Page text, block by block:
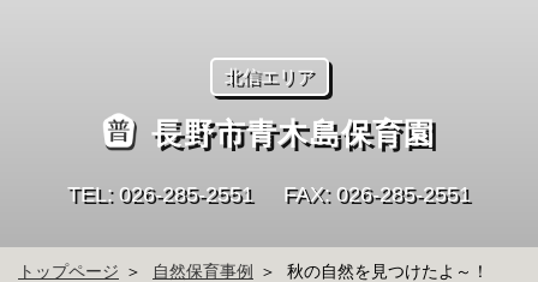
北信エリア
長野市青木島保育園
TEL: 026‐285‐2551 FAX: 026‐285‐2551
トップページ 自然保育事例 秋の自然を見つけたよ～！